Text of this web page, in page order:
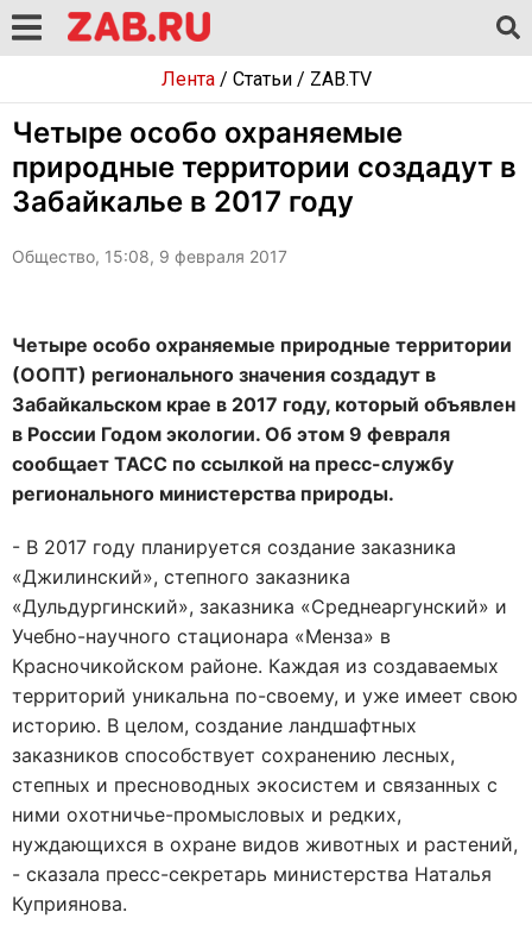
Лента/ Статьи/ ZAB.TV
Четыре особо охраняемые
природные территории создадут в
Забайкалье в 2017 году
Общество, 15:08, 9 февраля 2017
Четыре особо охраняемые природные территории
(ООПТ) регионального значения создадут в
Забайкальском крае в 2017 году, который объявлен
в России Годом экологии. Об этом 9 февраля
сообщает ТАСС по ссылкой на пресс-службу
регионального министерства природы.
- В 2017 году планируется создание заказника
«Джилинский», степного заказника
«Дульдургинский», заказника «Среднеаргунский» и
Учебно-научного стационара «Менза» в
Красночикойском районе. Каждая из создаваемых
территорий уникальна по-своему, и уже имеет свою
историю. В целом, создание ландшафтных
заказников способствует сохранению лесных,
степных и пресноводных экосистем и связанных с
ними охотничье-промысловых и редких,
нуждающихся в охране видов животных и растений,
- сказала пресс-секретарь министерства Наталья
Куприянова.